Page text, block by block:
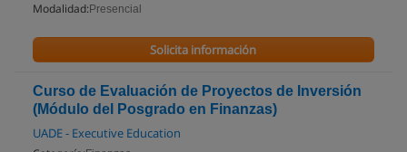
Modalidad: Presencial
Solicita información
Curso de Evaluación de Proyectos de Inversión
(Módulo del Posgrado en Finanzas)
UADE - Executive Education